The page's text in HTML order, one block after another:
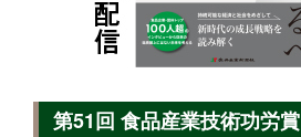
第51回 食品産業技術功労賞